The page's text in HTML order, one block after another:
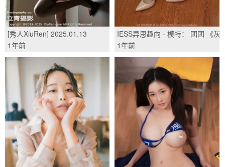
[秀人XiuRen] 2025.01.13
No.9749 林星阑/(101P)
1年前
IESS异思趣向 - 模特： 团团 《灰
丝长腿》/(93P)
1年前